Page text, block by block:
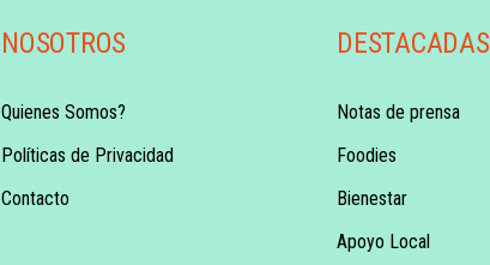
NOSOTROS
Quienes Somos?
Políticas de Privacidad
Contacto
DESTACADAS
Notas de prensa
Foodies
Bienestar
Apoyo Local